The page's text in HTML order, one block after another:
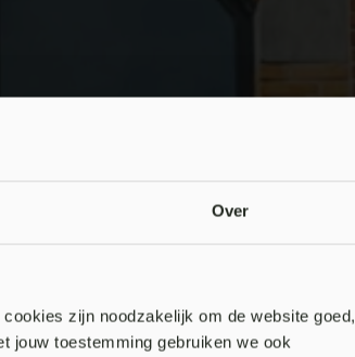
Over
zijn noodzakelijk om de website goed,
jouw toestemming gebruiken we ook